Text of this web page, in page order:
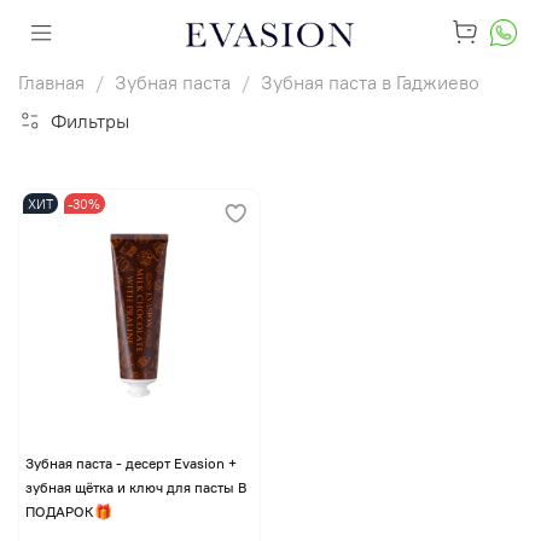
Главная Зубная паста
Зубная паста в Гаджиево
Фильтры
ХИТ -30%
Зубная паста - десерт Evasion +
зубная щётка и ключ для пасты В
ПОДАРОК🎁